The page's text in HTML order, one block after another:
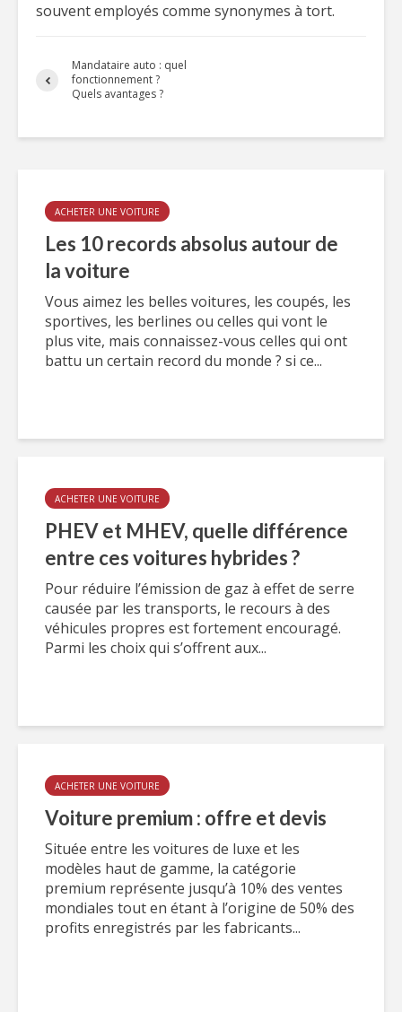
souvent employés comme synonymes à tort.
Mandataire auto : quel
fonctionnement ?
Quels avantages ?
ACHETER UNE VOITURE
Les 10 records absolus autour de
la voiture
Vous aimez les belles voitures, les coupés, les
sportives, les berlines ou celles qui vont le
plus vite, mais connaissez-vous celles qui ont
battu un certain record du monde ? si ce...
ACHETER UNE VOITURE
PHEV et MHEV, quelle différence
entre ces voitures hybrides ?
Pour réduire l’émission de gaz à effet de serre
causée par les transports, le recours à des
véhicules propres est fortement encouragé.
Parmi les choix qui s’offrent aux...
ACHETER UNE VOITURE
Voiture premium : offre et devis
Située entre les voitures de luxe et les
modèles haut de gamme, la catégorie
premium représente jusqu’à 10% des ventes
mondiales tout en étant à l’origine de 50% des
profits enregistrés par les fabricants...